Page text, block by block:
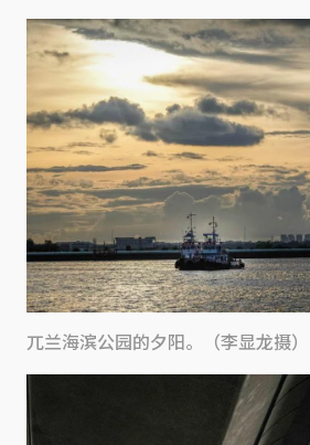
兀兰海滨公园的夕阳。（李显龙摄）